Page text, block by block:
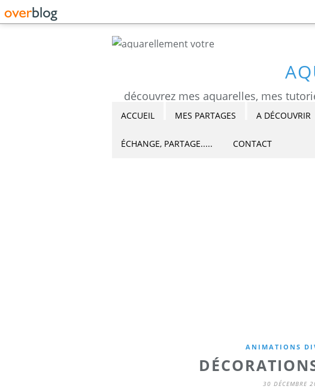
ACCUEIL MES PARTAGES A DÉCOUVRIR
ÉCHANGE, PARTAGE..... CONTACT
ANIMATIONS
30 DÉCEMBRE